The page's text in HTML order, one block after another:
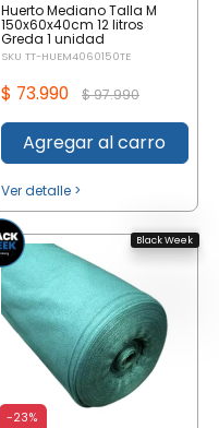
Huerto Mediano Talla M
150x60x40cm 12 litros
Greda 1 unidad
SKU TT-HUEM4060150TE
$ 73.990 $ 97.990
Agregar al carro
Ver detalle >
-23%
Black Week